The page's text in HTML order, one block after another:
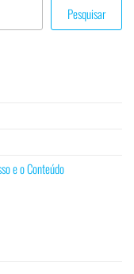
Pesquisar
e o Conteúdo